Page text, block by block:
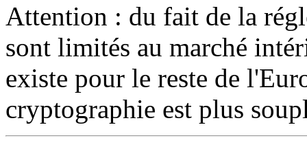
Attention : du fait de la
sont limités au marché
existe pour le reste de
cryptographie est plus